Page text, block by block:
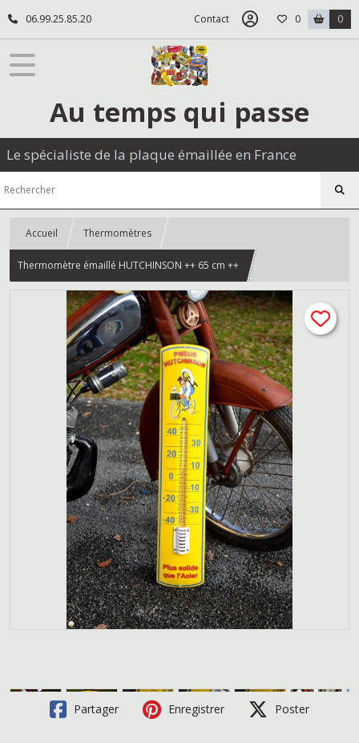
06.99.25.85.20 Contact 0 0
Au temps qui passe
Le spécialiste de la plaque émaillée en France
Accueil Thermomètres
Thermomètre émaillé HUTCHINSON ++ 65 cm ++
Partager Enregistrer Poster